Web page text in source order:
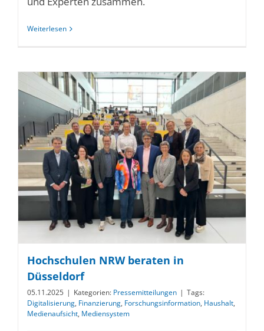
Weiterlesen
Hochschulen NRW beraten in
Düsseldorf
05.11.2025 | Kategorien: Pressemitteilungen | Tags:
Digitalisierung, Finanzierung, Forschungsinformation, Haushalt,
Medienaufsicht, Mediensystem